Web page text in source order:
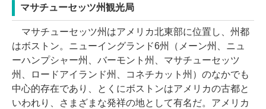
マサチューセッツ州観光局
マサチューセッツ州はアメリカ北東部に位置し、州都
はボストン。ニューイングランド6州（メーン州、ニュ
ーハンプシャー州、バーモント州、マサチューセッツ
州、ロードアイランド州、コネチカット州）のなかでも
中心的存在であり、とくにボストンはアメリカの古都と
いわれり、さまざまな発祥の地として有名だ。アメリカ